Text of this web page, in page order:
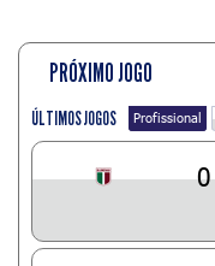
PRÓXIMO JOGO
ÚLTIMOS JOGOS Profissional
0